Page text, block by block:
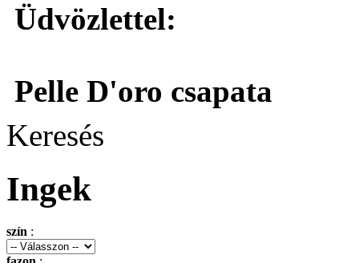
Üdvözlettel:
Pelle D'oro csapata
Keresés
Ingek
szín :